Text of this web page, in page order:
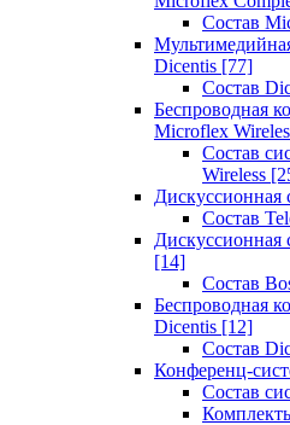
Состав
Dicentis [77]
Состав
Беспроводная
Microflex
Состав
Wireless
Дискуссионная
Состав
Дискуссионная
[14]
Состав
Беспроводная
Dicentis [12]
Состав
Конференц-
Состав